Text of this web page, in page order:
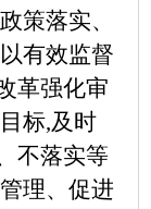
策落实、
有效监督
革强化审
标,及时
不落实等
理、促进